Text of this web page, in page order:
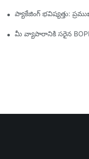
ప్యాకేజింగ్ భవిష్యత్తు:
మీ వ్యాపారానికి సరైన